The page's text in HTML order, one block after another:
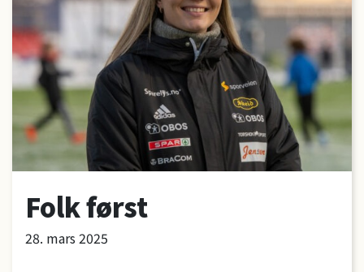
28. mars 2025
Folk først